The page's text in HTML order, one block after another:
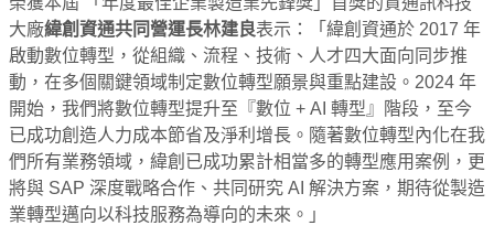
大廠緯創資通共同營運長林建良表示：「緯創資通於 2017 年
啟動數位轉型，從組織、流程、技術、人才四大面向同步推
動，在多個關鍵領域制定數位轉型願景與重點建設。2024 年
開始，我們將數位轉型提升至『數位 + AI 轉型』階段，至今
已成功創造人力成本節省及淨利增長。隨著數位轉型內化在我
們所有業務領域，緯創已成功累計相當多的轉型應用案例，更
將與 SAP 深度戰略合作、共同研究 AI 解決方案，期待從製造
業轉型邁向以科技服務為導向的未來。」